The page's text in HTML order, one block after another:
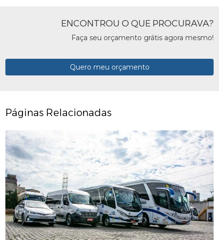
ENCONTROU O QUE PROCURAVA?
Faça seu orçamento grátis agora mesmo!
Quero meu orçamento
Páginas Relacionadas